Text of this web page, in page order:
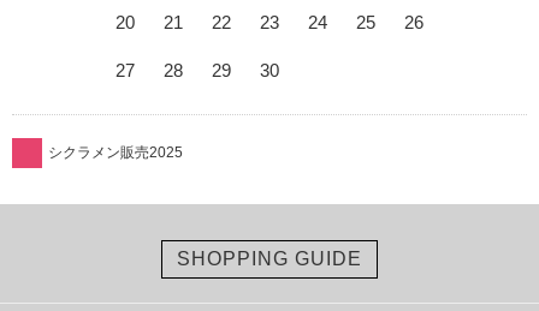
20 21 22 23 24 25 26
27 28 29 30
シクラメン販売2025
SHOPPING GUIDE